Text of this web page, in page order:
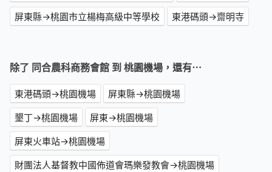
屏東縣→桃園市立楊梅高級中等學校
東港碼頭→齋明寺
除了 同合農科商務會館 到 桃園機場，還有⋯
東港碼頭→桃園機場
屏東縣→桃園機場
墾丁→桃園機場
屏東→桃園機場
屏東火車站→桃園機場
財團法人基督教中國佈道會瑪樂發教會→桃園機場